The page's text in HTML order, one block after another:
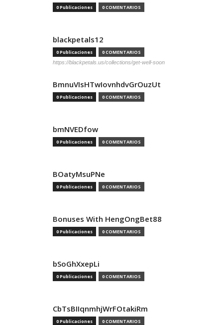
0 Publicaciones 0 COMENTARIOS
blackpetals12
0 Publicaciones 0 COMENTARIOS
https://blackpetals.us/collections/get-well-soon
BmnuVIsHTwIovnhdvGrOuzUt
0 Publicaciones 0 COMENTARIOS
bmNVEDfow
0 Publicaciones 0 COMENTARIOS
BOatyMsuPNe
0 Publicaciones 0 COMENTARIOS
Bonuses With HengOngBet88
0 Publicaciones 0 COMENTARIOS
bSoGhXxepLi
0 Publicaciones 0 COMENTARIOS
CbTsBIIqnmhjWrFOtakiRm
0 Publicaciones 0 COMENTARIOS